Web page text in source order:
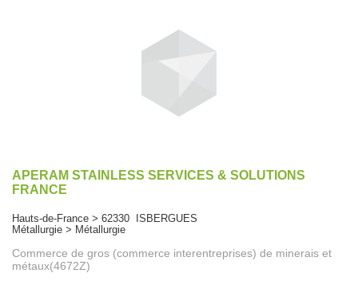
APERAM STAINLESS SERVICES & SOLUTIONS
FRANCE
Hauts-de-France > 62330 ISBERGUES
Métallurgie > Métallurgie
Commerce de gros (commerce interentreprises) de minerais et
métaux(4672Z)